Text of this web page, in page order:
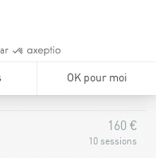
160 €
160 €
10 sessions